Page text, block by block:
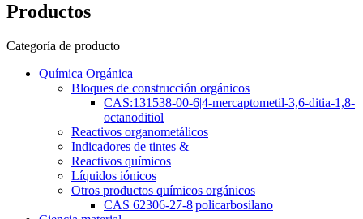
Productos
Categoría de producto
Química Orgánica
Bloques de construcción orgánicos
CAS:131538-00-6|4-mercaptometil-3,6-ditia-1,8-
octanoditiol
Reactivos organometálicos
Indicadores de tintes &
Reactivos químicos
Líquidos iónicos
Otros productos químicos orgánicos
CAS 62306-27-8|policarbosilano